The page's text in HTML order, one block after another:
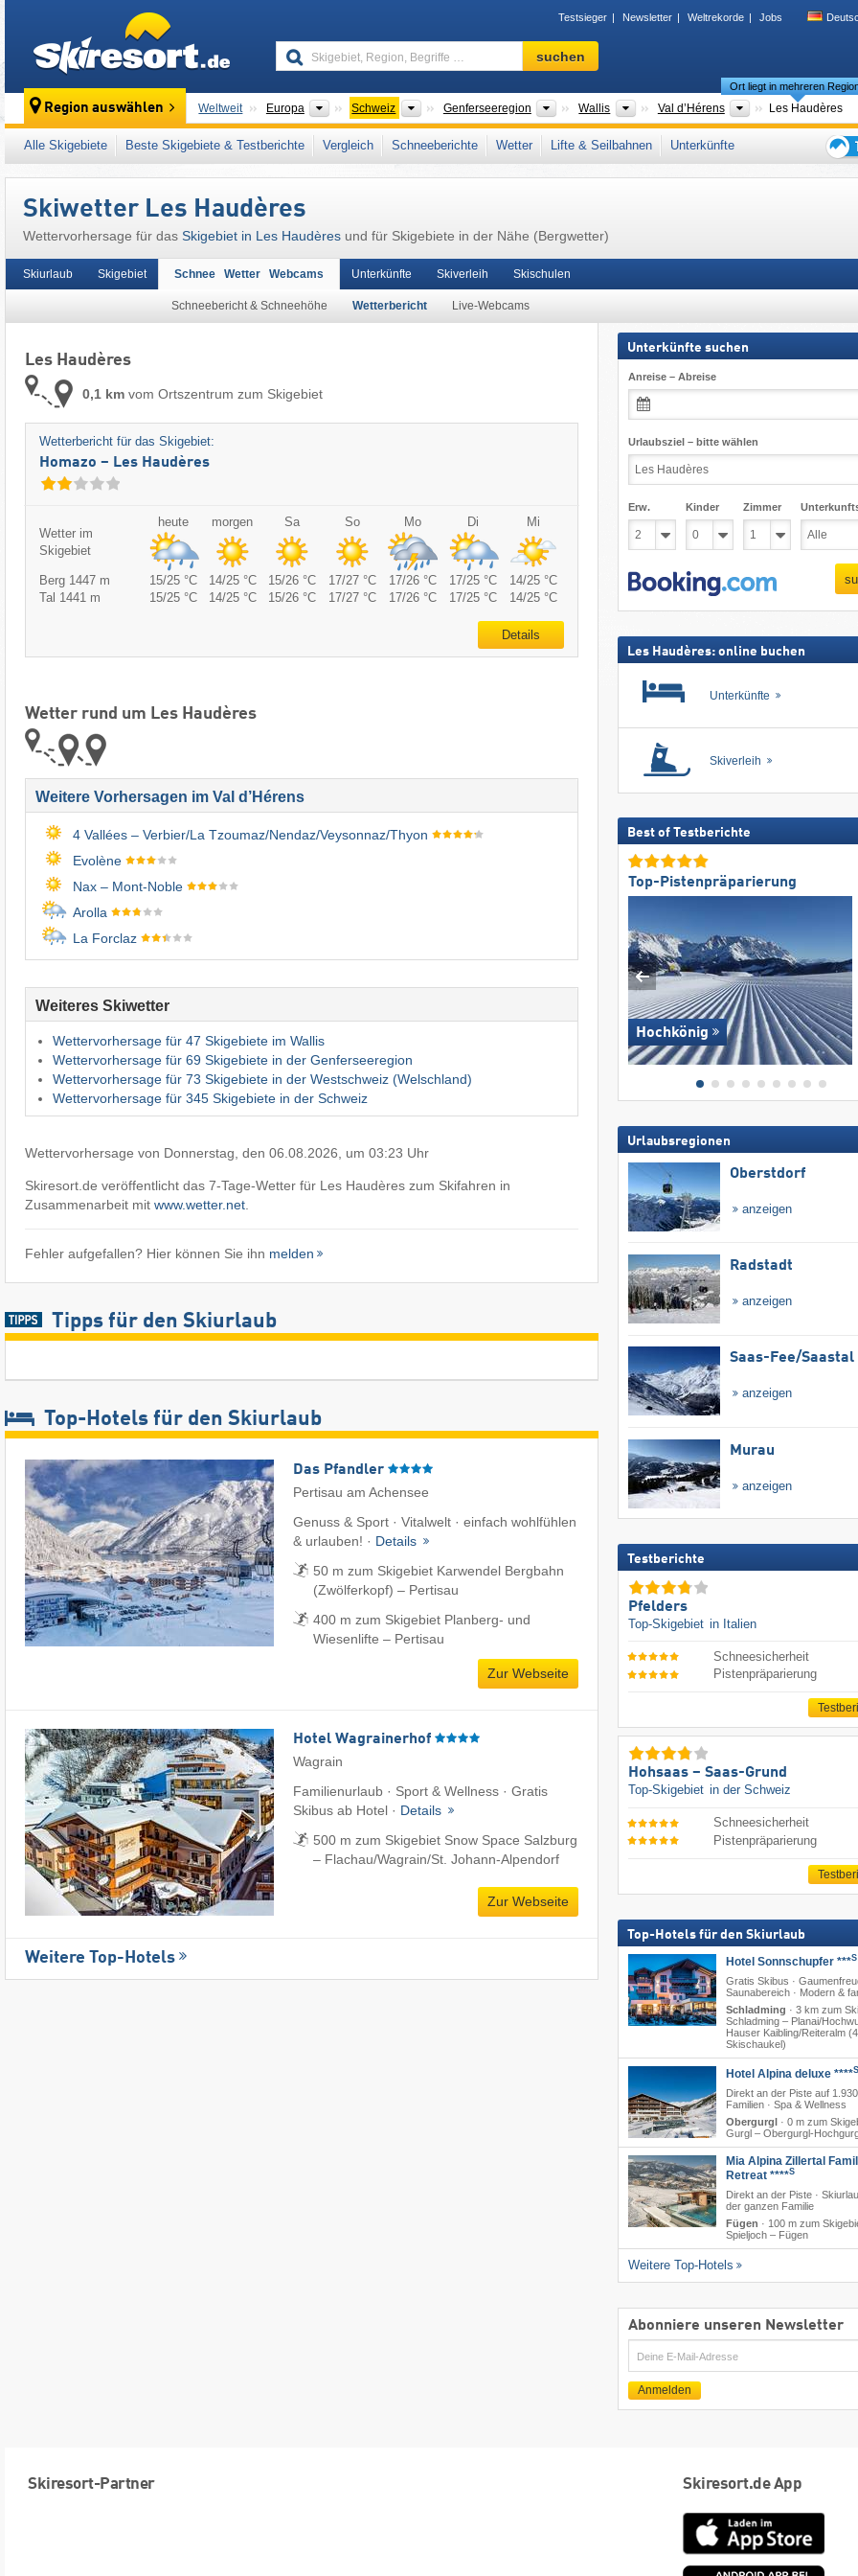
Testsieger Newsletter Weltrekorde Jobs
Skigebiet,
Region,
…
suchen
Region auswählen Weltweit Europa Kontinente
Schweiz LänderGenferseeregion Großregionen
Wallis Kantone
Val d’Hérens Tourismusregionen
Ort liegt in mehreren
Les Haudères
Dieser Ort liegt auch in: Walliser Alpen, Französische Schweiz (Romandie) Schweizer Alpen Westalpen Westeuropa,
Alle Skigebiete Beste Skigebiete & Testberichte Vergleich Schneeberichte Wetter Lifte & Seilbahnen
Unterkünfte
Skiwetter Les Haudères
Wettervorhersage für das Skigebiet in Les Haudères und für Skigebiete in der Nähe (Bergwetter)
Skiurlaub Skigebiet Schnee Wetter Webcams
Schneebericht & Schneehöhe Wetterbericht Live-Webcams
Unterkünfte Skiverleih Skischulen
Les Haudères
0,1 kmvom Ortszentrum zum Skigebiet
Wetterbericht für das Skigebiet:
Homazo – Les Haudères
Wetter im
Skigebiet
heute morgen Sa So Mo Di Mi
Berg 1447 m 15/25 °C 14/25 °C 15/26 °C 17/27 °C 17/26 °C 17/25 °C
14/25 °C
Tal 1441 m
15/25 °C 14/25 °C 15/26 °C 17/27 °C 17/26 °C 17/25 °C 14/25 °C
Details
Wetter rund um Les Haudères
Weitere Vorhersagen im Val d’Hérens
4 Vallées – Verbier/​La Tzoumaz/​Nendaz/​Veysonnaz/​Thyon
Evolène
Nax – Mont-Noble
Arolla
La Forclaz
Weiteres Skiwetter
Wettervorhersage für 47 Skigebiete im Wallis
Wettervorhersage für 69 Skigebiete in der Genferseeregion
Wettervorhersage für 73 Skigebiete in der Westschweiz (Welschland)
Wettervorhersage für 345 Skigebiete in der Schweiz
Wettervorhersage von Donnerstag, den 06.08.2026, um 03:23 Uhr
Skiresort.de veröffentlicht das 7-Tage-Wetter für Les Haudères zum Skifahren in
Zusammenarbeit mit www.wetter.net.
Fehler aufgefallen? Hier können Sie ihn melden
Tipps für den Skiurlaub
Top-Hotels für den Skiurlaub
Das Pfandler
Pertisau am Achensee
Genuss & Sport · Vitalwelt · einfach wohlfühlen
& urlauben! · Details
50 m zum Skigebiet Karwendel Bergbahn
(Zwölferkopf) – Pertisau
400 m zum Skigebiet Planberg- und
Wiesenlifte – Pertisau
Zur Webseite
Hotel Wagrainerhof
Wagrain
Familienurlaub · Sport & Wellness · Gratis
Skibus ab Hotel · Details
500 m zum Skigebiet Snow Space Salzburg
– Flachau/​Wagrain/​St. Johann-Alpendorf
Zur Webseite
Weitere Top-Hotels
Unterkünfte suchen
Anreise – Abreise
Urlaubsziel – bitte wählen
Erw. Kinder Zimmer
Les Haudères: online buchen
Unterkünfte
Skiverleih
Best of Testberichte
Top-Pistenpräparierung
Hochkönig
Urlaubsregionen
Oberstdorf
anzeigen
Radstadt
anzeigen
Saas-Fee/​Saastal
anzeigen
Murau
anzeigen
Testberichte
Pfelders
Top-Skigebiet in Italien
Schneesicherheit
Pistenpräparierung
Hohsaas – Saas-Grund
Top-Skigebiet in der Schweiz
Schneesicherheit
Pistenpräparierung
Top-Hotels für den Skiurlaub
Hotel Sonnschupfer ***S
Gratis Skibus ·
Saunabereich · Modern &
Schladming · 3 km zum
Schladming – Planai/​
Hauser Kaibling/​Reiteralm
Skischaukel)
Hotel Alpina deluxe ****S
Direkt an der Piste auf
Familien · Spa & Wellness
Obergurgl· 0 m zum
Gurgl – Obergurgl-
Mia Alpina Zillertal
Retreat ****S
Direkt an der Piste ·
der ganzen Familie
Fügen · 100 m zum
Spieljoch – Fügen
Weitere Top-Hotels
Abonniere unseren Newsletter
E-
Mail
Anmelden
Skiresort-Partner Skiresort.de App
App
Store